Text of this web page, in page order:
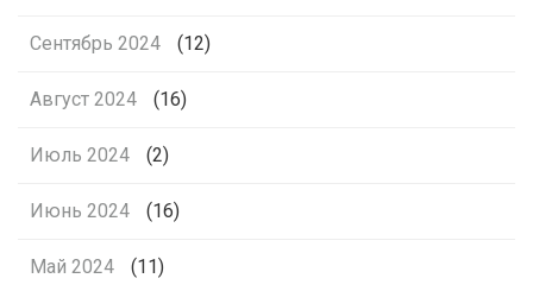
Сентябрь 2024 (12)
Август 2024 (16)
Июль 2024 (2)
Июнь 2024 (16)
Май 2024 (11)